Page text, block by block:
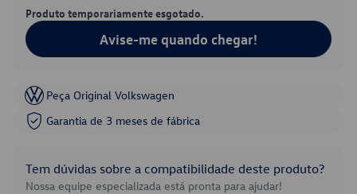
Produto temporariamente esgotado.
Avise-me quando chegar!
Peça Original Volkswagen
Garantia de 3 meses de fábrica
Tem dúvidas sobre a compatibilidade deste produto?
Nossa equipe especializada está pronta para ajudar!